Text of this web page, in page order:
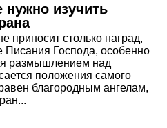
нужно изучить
приносит столько наград,
Писания Господа, особенно
размышлением над
положения самого
благородным ангелам,